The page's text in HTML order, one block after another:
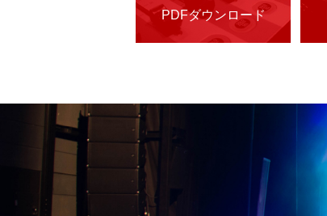
PDFダウンロード